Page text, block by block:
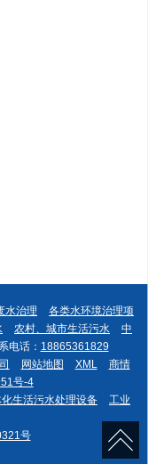
水治理
各类水环境治理项
农村、城市生活污水
中
电话： 18865361829
网站地图 XML
商情
号-4
生活污水处理设备
工业
号